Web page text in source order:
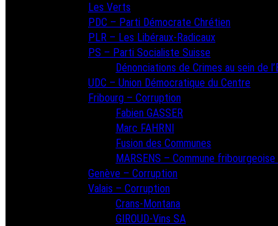
Les Verts
PDC – Parti Démocrate Chrétien
PLR – Les Libéraux-Radicaux
PS – Parti Socialiste Suisse
Dénonciations de Crimes au sein de
UDC – Union Démocratique du Centre
Fribourg – Corruption
Fabien GASSER
Marc FAHRNI
Fusion des Communes
MARSENS – Commune
Genève – Corruption
Valais – Corruption
Crans-Montana
GIROUD-Vins SA